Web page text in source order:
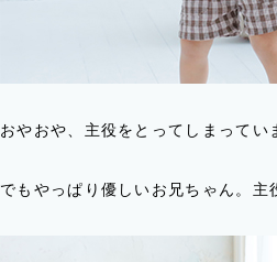
おやおや、主役をとってしまってい
でもやっぱり優しいお兄ちゃん。主